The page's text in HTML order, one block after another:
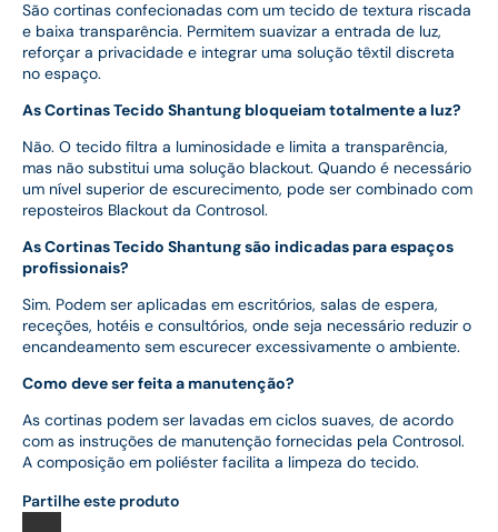
São cortinas confecionadas com um tecido de textura riscada
e baixa transparência. Permitem suavizar a entrada de luz,
reforçar a privacidade e integrar uma solução têxtil discreta
no espaço.
As Cortinas Tecido Shantung bloqueiam totalmente a luz?
Não. O tecido filtra a luminosidade e limita a transparência,
mas não substitui uma solução blackout. Quando é necessário
um nível superior de escurecimento, pode ser combinado com
reposteiros Blackout da Controsol.
As Cortinas Tecido Shantung são indicadas para espaços
profissionais?
Sim. Podem ser aplicadas em escritórios, salas de espera,
receções, hotéis e consultórios, onde seja necessário reduzir o
encandeamento sem escurecer excessivamente o ambiente.
Como deve ser feita a manutenção?
As cortinas podem ser lavadas em ciclos suaves, de acordo
com as instruções de manutenção fornecidas pela Controsol.
A composição em poliéster facilita a limpeza do tecido.
Partilhe este produto